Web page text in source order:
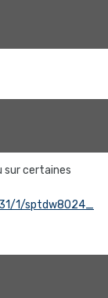
sur certaines
1/sptdw8024_